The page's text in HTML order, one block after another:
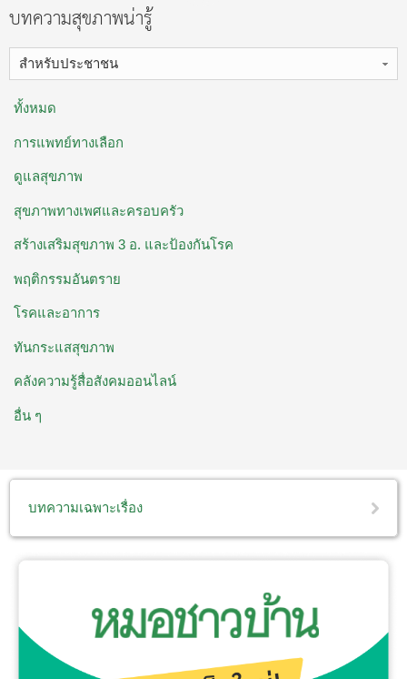
บทความสุขภาพน่ารู้
สำหรับประชาชน
ทั้งหมด
การแพทย์ทางเลือก
ดูแลสุขภาพ
สุขภาพทางเพศและครอบครัว
สร้างเสริมสุขภาพ 3 อ. ​และป้องกันโรค
พฤติกรรมอันตราย
โรคและอาการ
ทันกระแสสุขภาพ
คลังความรู้สื่อสังคมออนไลน์
อื่น ๆ
บทความเฉพาะเรื่อง